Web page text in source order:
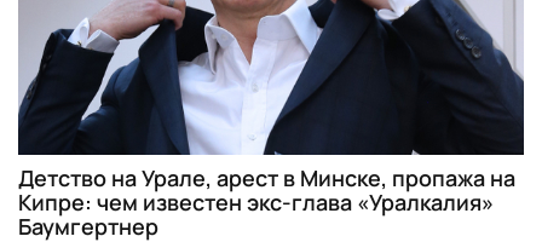
Детство на Урале, арест в Минске, пропажа на
Кипре: чем известен экс-глава «Уралкалия»
Баумгертнер